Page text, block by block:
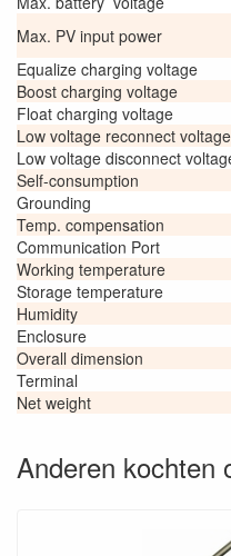
Max. PV input power
Equalize charging voltage
Boost charging voltage
Float charging voltage
Low voltage reconnect voltage
Low voltage disconnect
Self-consumption
Grounding
Temp. compensation
Communication Port
Working temperature
Storage temperature
Humidity
Enclosure
Overall dimension
Terminal
Net weight
Anderen kochten